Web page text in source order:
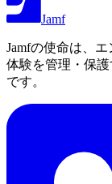
Jamf
Jamfの使命は、
体験を管理・保
です。